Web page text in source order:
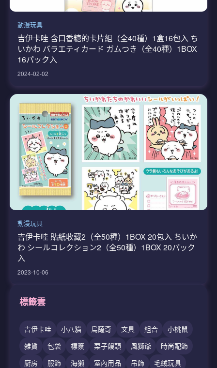
動漫玩具
吉伊卡哇 含口香糖的卡片組（全40種）1盒16包入 ち
いかわ バラエティカード ガムつき（全40種）1BOX
16パック入
2024-02-02
動漫玩具
吉伊卡哇 貼紙收藏2（全50種）1BOX 20包入 ちいか
わ シールコレクション2（全50種）1BOX 20パック
入
2023-10-06
標籤雲
吉伊卡哇 小八貓 烏薩奇 文具 組合
小桃鼠
雑貨
包袋 標簽 栗子饅頭 風獅爺
時尚配飾
廚房
服飾 海獺 室內用品 吊飾
毛絨玩具